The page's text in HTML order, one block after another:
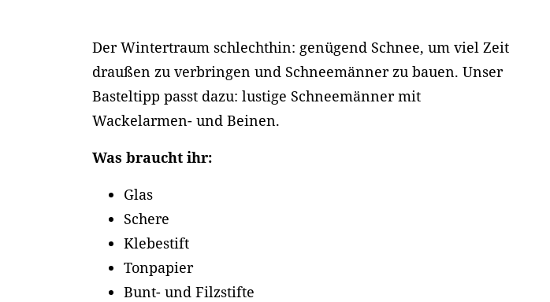
Der Wintertraum schlechthin: genügend Schnee, um viel Zeit
draußen zu verbringen und Schneemänner zu bauen. Unser
Basteltipp passt dazu: lustige Schneemänner mit
Wackelarmen- und Beinen.
Was braucht ihr:
Glas
Schere
Klebestift
Tonpapier
Bunt- und Filzstifte